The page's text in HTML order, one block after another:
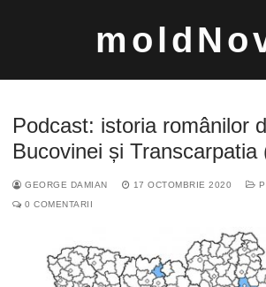
Podcast: istoria românilor
Bucovinei și Transcarpatia
GEORGE DAMIAN 17 OCTOMBRIE 2020
0 COMENTARII